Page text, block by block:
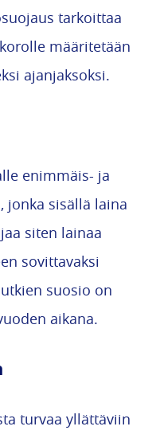
tarkoittaa
määritetään
ajanjaksoksi.
enimmäis- ja
jonka sisällä laina
siten lainaa
sovittavaksi
suosio on
aikana.
turvaa yllättäviin